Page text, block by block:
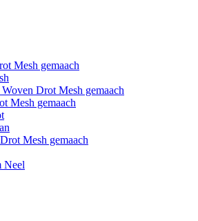
Mesh gemaach
Drot Mesh gemaach
Mesh gemaach
Mesh gemaach
Neel